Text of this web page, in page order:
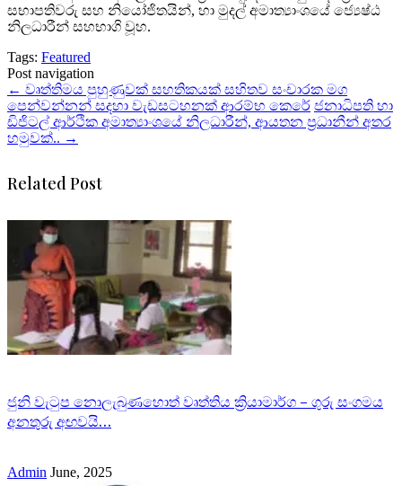
සභාපතිවරු සහ නියෝජිතයින්, හා මුදල් අමාත්‍යාංශයේ ජ්‍යෙෂ්ඨ
නිලධාරීන් සහභාගි වූහ.
Tags: Featured
Post navigation
← වෘත්තිමය පුහුණුවක් සහතිකයක් සහිතව සංචාරක මග
පෙන්වන්නන් සදහා වැඩසටහනක් ආරම්භ කෙරේ ජනාධිපති හා
ඩිජිටල් ආර්ථික අමාත්‍යාංශයේ නිලධාරීන්, ආයතන ප්‍රධානීන් අතර
හමුවක්.. →
Related Post
ජුනි වැටුප නොලැබුණහොත් වෘත්තිය ක්‍රියාමාර්ග – ගුරු සංගමය
අනතුරු අඟවයි…
Admin June, 2025